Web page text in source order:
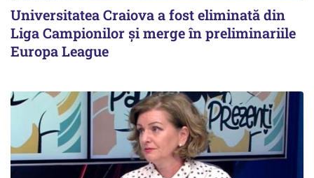
Universitatea Craiova a fost eliminată din
Liga Campionilor şi merge în preliminariile
Europa League